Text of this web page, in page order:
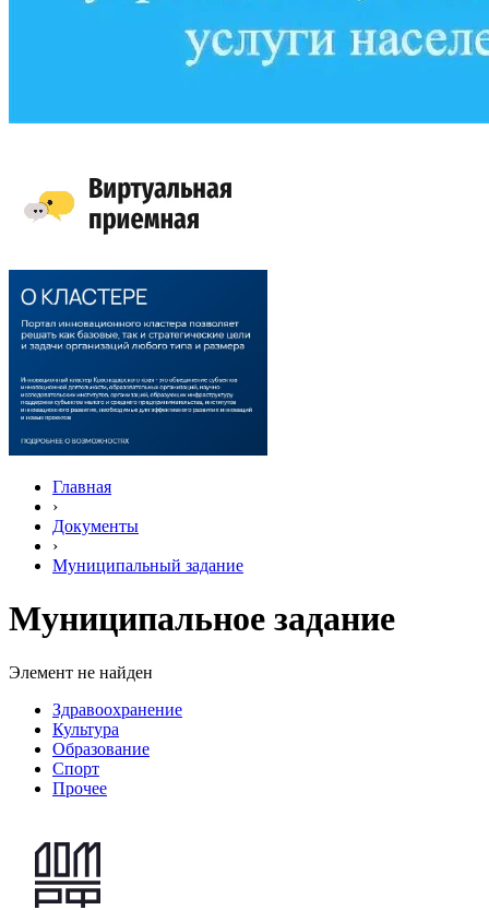
Главная
›
Документы
›
Муниципальный задание
Муниципальное задание
Элемент не найден
Здравоохранение
Культура
Образование
Спорт
Прочее